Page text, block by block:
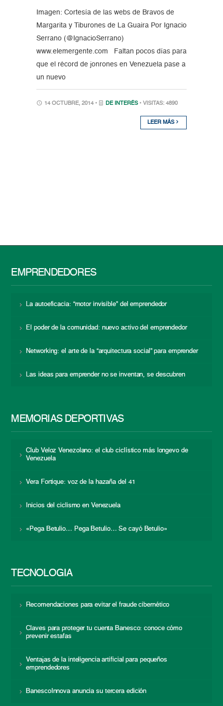
Imagen: Cortesía de las webs de Bravos de
Margarita y Tiburones de La Guaira Por Ignacio
Serrano (@IgnacioSerrano)
www.elemergente.com Faltan pocos días para
que el récord de jonrones en Venezuela pase a
un nuevo
14 OCTUBRE, 2014 • DE INTERÉS • VISITAS: 4890
LEER MÁS
EMPRENDEDORES
La autoeficacia: “motor invisible” del emprendedor
El poder de la comunidad: nuevo activo del emprendedor
Networking: el arte de la “arquitectura social” para emprender
Las ideas para emprender no se inventan, se descubren
MEMORIAS DEPORTIVAS
Club Veloz Venezolano: el club ciclístico más longevo de
Venezuela
Vera Fortique: voz de la hazaña del 41
Inicios del ciclismo en Venezuela
«Pega Betulio… Pega Betulio… Se cayó Betulio»
TECNOLOGÍA
Recomendaciones para evitar el fraude cibernético
Claves para proteger tu cuenta Banesco: conoce cómo
prevenir estafas
Ventajas de la inteligencia artificial para pequeños
emprendedores
BanescoInnova anuncia su tercera edición